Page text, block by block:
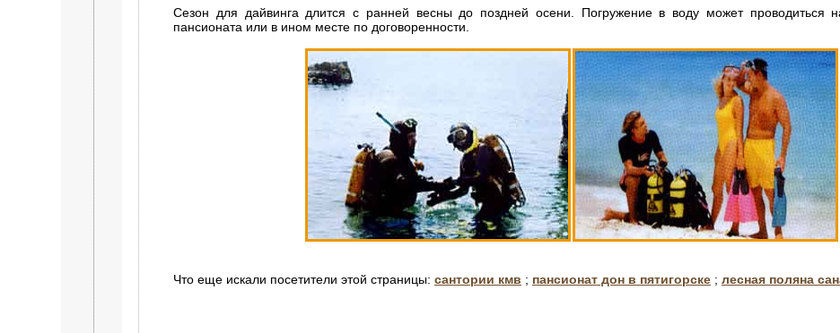
Сезон для дайвинга длится с ранней весны до поздней осени. Погружение в воду может проводиться
пансионата или в ином месте по договоренности.
Что еще искали посетители этой страницы: сантории кмв ; пансионат дон в пятигорске ; лесная поляна